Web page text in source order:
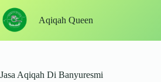
to
content
Aqiqah Queen
Jasa Aqiqah Di Banyuresmi